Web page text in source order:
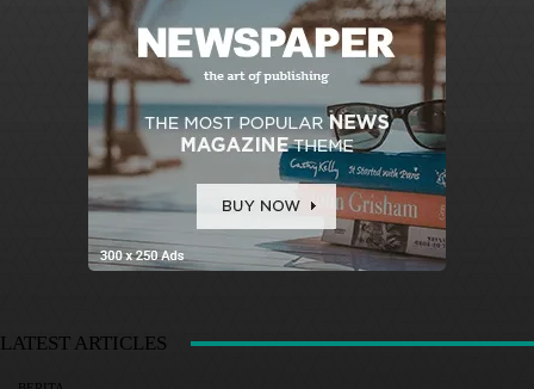
LATEST ARTICLES